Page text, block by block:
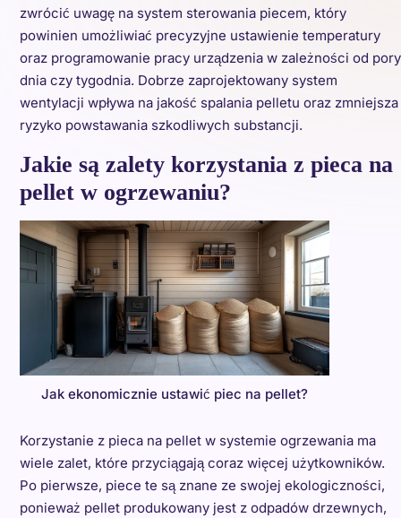
zwrócić uwagę na system sterowania piecem, który
powinien umożliwiać precyzyjne ustawienie temperatury
oraz programowanie pracy urządzenia w zależności od pory
dnia czy tygodnia. Dobrze zaprojektowany system
wentylacji wpływa na jakość spalania pelletu oraz zmniejsza
ryzyko powstawania szkodliwych substancji.
Jakie są zalety korzystania z pieca na
pellet w ogrzewaniu?
Jak ekonomicznie ustawić piec na pellet?
Korzystanie z pieca na pellet w systemie ogrzewania ma
wiele zalet, które przyciągają coraz więcej użytkowników.
Po pierwsze, piece te są znane ze swojej ekologiczności,
ponieważ pellet produkowany jest z odpadów drzewnych,